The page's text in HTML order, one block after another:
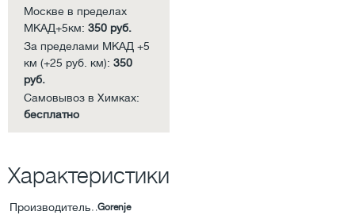
Москве в пределах
МКАД+5км: 350 руб.
За пределами МКАД +5
км (+25 руб. км): 350
руб.
Самовывоз в Химках:
бесплатно
Характеристики
Производитель Gorenje